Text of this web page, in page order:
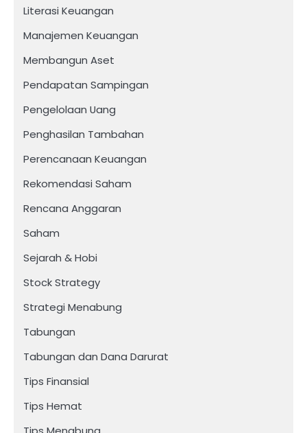
Literasi Keuangan
Manajemen Keuangan
Membangun Aset
Pendapatan Sampingan
Pengelolaan Uang
Penghasilan Tambahan
Perencanaan Keuangan
Rekomendasi Saham
Rencana Anggaran
Saham
Sejarah & Hobi
Stock Strategy
Strategi Menabung
Tabungan
Tabungan dan Dana Darurat
Tips Finansial
Tips Hemat